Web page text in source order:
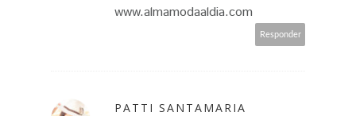
www.almamodaaldia.com
Responder
PATTI SANTAMARIA